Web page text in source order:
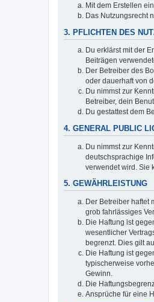
Mit dem Erstellen
Das Nutzungsrecht
3. PFLICHTEN DES
Du erklärst mit der
Beiträgen
Der Betreiber des
oder dauerhaft von
Du nimmst zur
Betreiber, dein
Du gestattest dem
4. GENERAL PUBLIC
Du nimmst zur
deutschsprachige
verwendet wird. Sie
5. GEWÄHRLEISTUNG
Der Betreiber haftet
grob fahrlässiges
Die Haftung ist
wesentlicher
begrenzt. Dies gilt
Die Haftung ist
typischerweise
Gewinn.
Die
Ansprüche für eine